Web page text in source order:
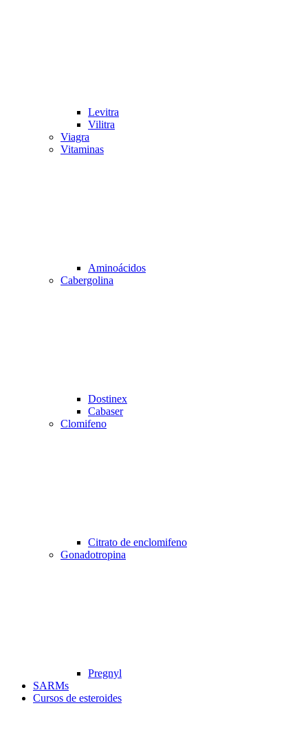
Levitra
Vilitra
Viagra
Vitaminas
Aminoácidos
Cabergolina
Dostinex
Cabaser
Clomifeno
Citrato de enclomifeno
Gonadotropina
Pregnyl
SARMs
Cursos de esteroides